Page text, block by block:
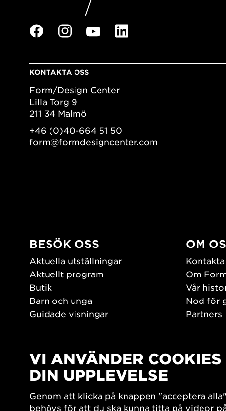
KONTAKTA OSS
Form/Design Center
Lilla Torg 9
211 34 Malmö
+46 (0)40-664 51 50
form@formdesigncenter.com
BESÖK OSS
Aktuella utställningar
Aktuellt program
Butik
Barn och unga
Guidade visningar
Öppettider
OM
Kontakta
Om
Vår
Nod för
Partners
PLAY
Filmarkiv
VI ANVÄNDER
DIN UPPLEVELSE
Genom att klicka på knappen "acceptera
behövs för att du ska kunna titta på videor